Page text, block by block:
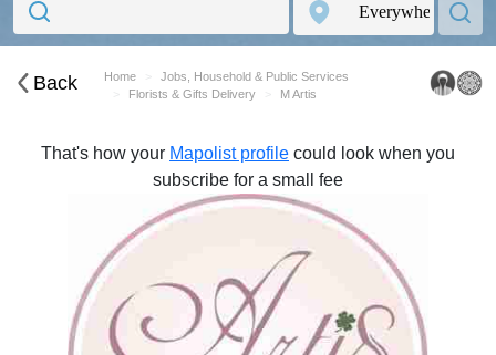
Back Home
Jobs, Household & Public Services
Florists & Gifts Delivery
M Artis
That's how your Mapolist profile could look when you
subscribe for a small fee